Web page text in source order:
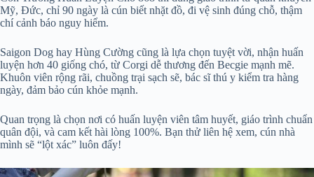
Mỹ, Đức, chỉ 90 ngày là cún biết nhặt đồ, đi vệ sinh đúng chỗ, thậm
chí cảnh báo nguy hiểm.
Saigon Dog hay Hùng Cường cũng là lựa chọn tuyệt vời, nhận huấn
luyện hơn 40 giống chó, từ Corgi dễ thương đến Becgie mạnh mẽ.
Khuôn viên rộng rãi, chuồng trại sạch sẽ, bác sĩ thú y kiểm tra hàng
ngày, đảm bảo cún khỏe mạnh.
Quan trọng là chọn nơi có huấn luyện viên tâm huyết, giáo trình chuẩn
quân đội, và cam kết hài lòng 100%. Bạn thử liên hệ xem, cún nhà
mình sẽ “lột xác” luôn đấy!